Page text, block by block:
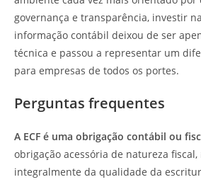
governança e transparência, investir
informação contábil deixou de ser
técnica e passou a representar um
para empresas de todos os portes.
Perguntas frequentes
A ECF é uma obrigação contábil ou
obrigação acessória de natureza
integralmente da qualidade da